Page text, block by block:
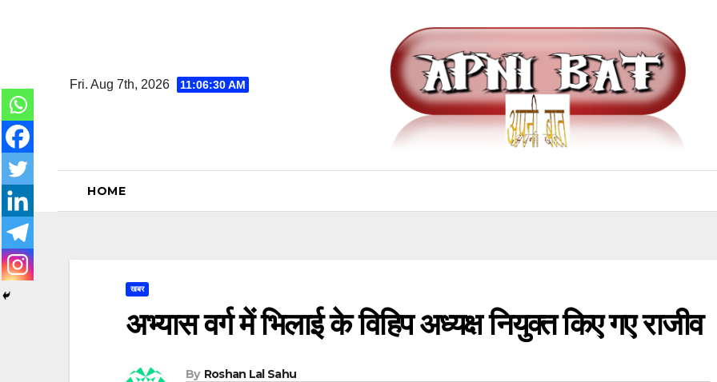
Fri. Aug 7th, 2026
11:06:31 AM
HOME
खबर
अभ्यास वर्ग में भिलाई के विहिप अध्यक्ष नियुक्त किए गए राजीव
By Roshan Lal Sahu